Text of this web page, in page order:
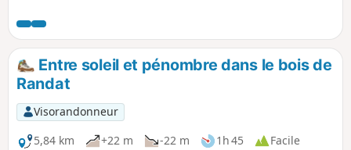
bien dégagées le permettent.
Entre soleil et pénombre dans le bois de
Randat
Visorandonneur
5,84 km
+22 m -22 m 1h 45
Facile